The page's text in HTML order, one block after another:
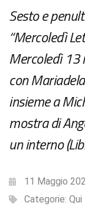
Sesto e
“Mercoledì
Mercoledì 13
con
insieme a
mostra di
un interno
11 Maggio
Categorie: